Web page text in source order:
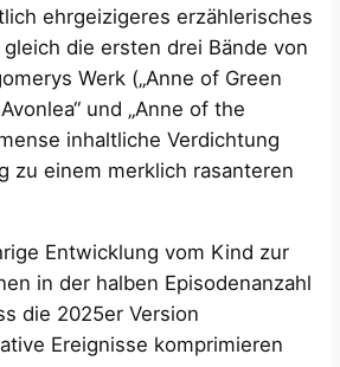
ehrgeizigeres erzählerisches
die ersten drei Bände von
Werk („Anne of Green
und „Anne of the
inhaltliche Verdichtung
zu einem merklich rasanteren
Entwicklung vom Kind zur
in der halben Episodenanzahl
die 2025er Version
Ereignisse komprimieren